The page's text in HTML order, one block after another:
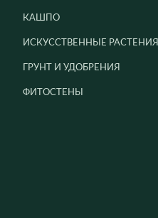
КАШПО
ИСКУССТВЕННЫЕ РАСТЕНИЯ
ГРУНТ И УДОБРЕНИЯ
ФИТОСТЕНЫ